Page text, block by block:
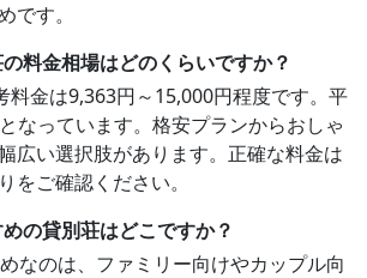
です。
料金相場はどのくらいですか？
料金は9,363円～15,000円程度です。平
なっています。格安プランからおしゃ
広い選択肢があります。正確な料金は
をご確認ください。
の貸別荘はどこですか？
なのは、ファミリー向けやカップル向